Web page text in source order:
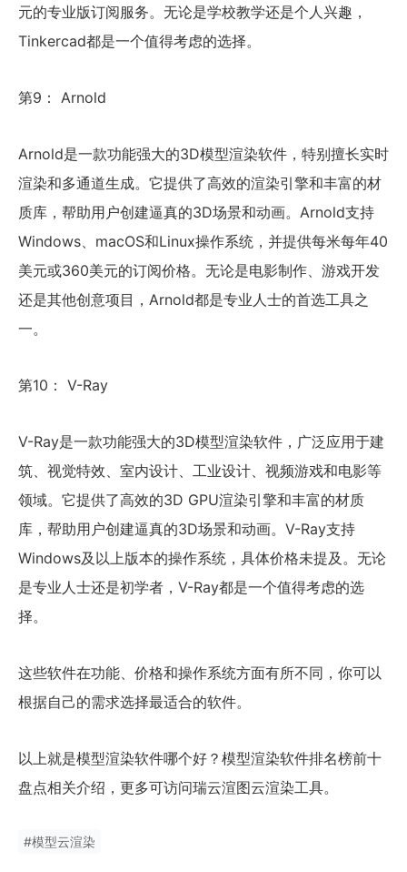
元的专业版订阅服务。无论是学校教学还是个人兴趣，
Tinkercad都是一个值得考虑的选择。
第9： Arnold
Arnold是一款功能强大的3D模型渲染软件，特别擅长实时
渲染和多通道生成。它提供了高效的渲染引擎和丰富的材
质库，帮助用户创建逼真的3D场景和动画。Arnold支持
Windows、macOS和Linux操作系统，并提供每米每年40
美元或360美元的订阅价格。无论是电影制作、游戏开发
还是其他创意项目，Arnold都是专业人士的首选工具之
一。
第10： V-Ray
V-Ray是一款功能强大的3D模型渲染软件，广泛应用于建
筑、视觉特效、室内设计、工业设计、视频游戏和电影等
领域。它提供了高效的3D GPU渲染引擎和丰富的材质
库，帮助用户创建逼真的3D场景和动画。V-Ray支持
Windows及以上版本的操作系统，具体价格未提及。无论
是专业人士还是初学者，V-Ray都是一个值得考虑的选
择。
这些软件在功能、价格和操作系统方面有所不同，你可以
根据自己的需求选择最适合的软件。
以上就是模型渲染软件哪个好？模型渲染软件排名榜前十
盘点相关介绍，更多可访问瑞云渲图云渲染工具。
#模型云渲染